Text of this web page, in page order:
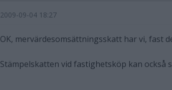
2009-09-04 18:27
OK, mervärdesomsättningsskatt har vi, fast
Stämpelskatten vid fastighetsköp kan också